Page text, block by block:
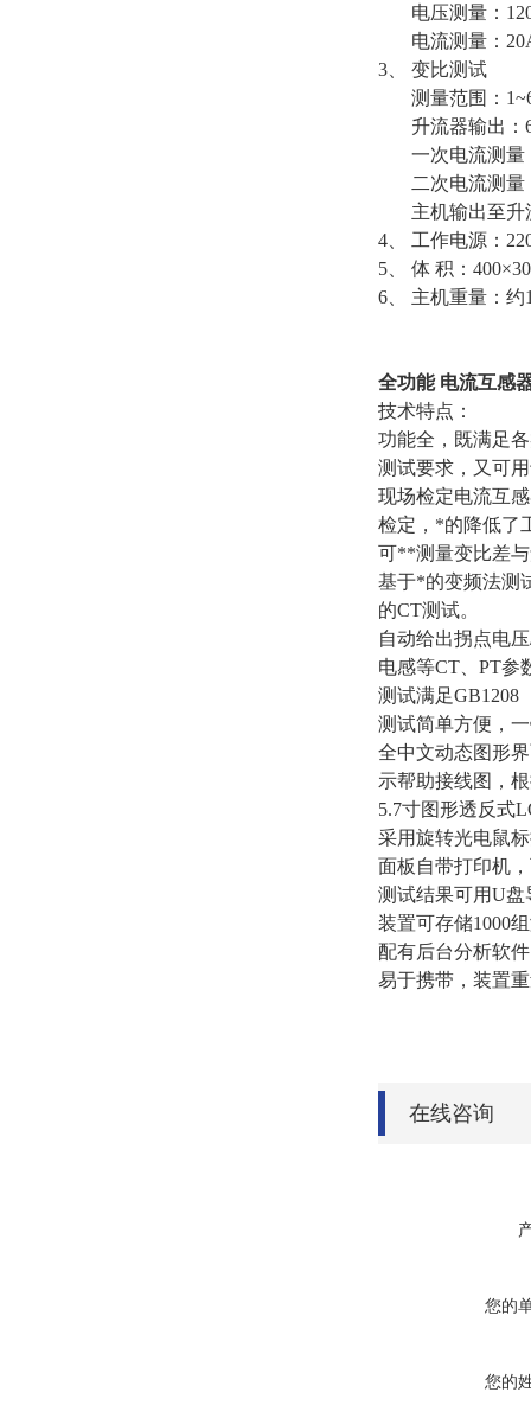
电压测量：
电流测量：20A
3、 变比测试
测量范围：
升流器输出：
一次电流测量
二次电流测量
主机输出至升
4、 工作电源：
5、 体 积：
6、 主机重量：约
全功能 电流互感
技术特点：
功能全，既满足
测试要求，又可
现场检定电流互
检定，*的降低了
可**测量变比差与
基于*的变频法测
的CT测试。
自动给出拐点电
电感等CT、PT参
测试满足GB1208
测试简单方便，
全中文动态图形
示帮助接线图，
5.7寸图形透反式
采用旋转光电鼠
面板自带打印机
测试结果可用U
装置可存储1000
配有后台分析软
易于携带，装置
在线咨询
您的
您的